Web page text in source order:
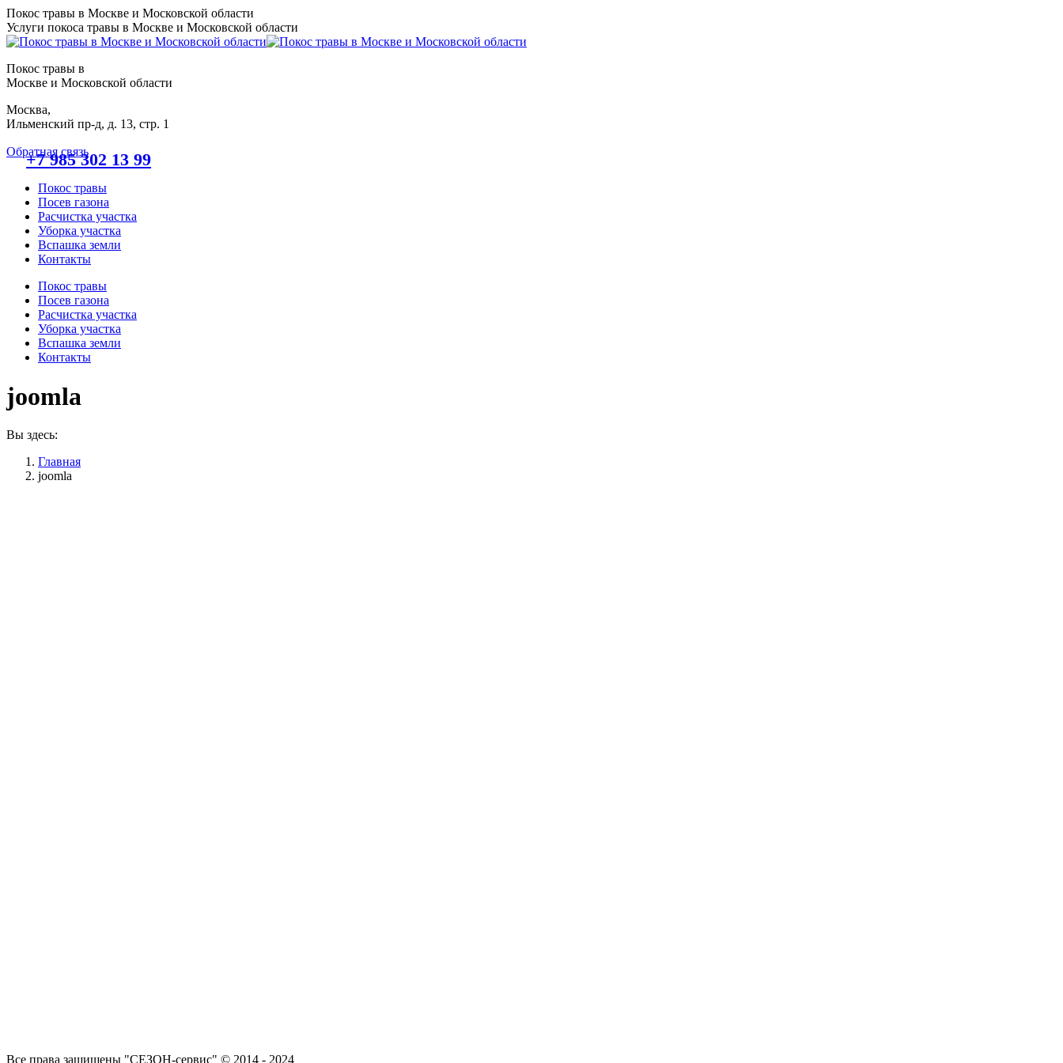
Перейти
к
содержанию
Покос травы в Москве и Московской области
Услуги покоса травы в Москве и Московской области
Покос травы в
Москве и Московской области
Москва,
Ильменский пр-д, д. 13, стр. 1
Обратная связь
+7 985 302 13 99
Покос травы
Посев газона
Расчистка участка
Уборка участка
Вспашка земли
Контакты
Покос травы
Посев газона
Расчистка участка
Уборка участка
Вспашка земли
Контакты
joomla
Вы здесь:
Главная
joomla
Все права защищены "СЕЗОН-сервис" © 2014 - 2024